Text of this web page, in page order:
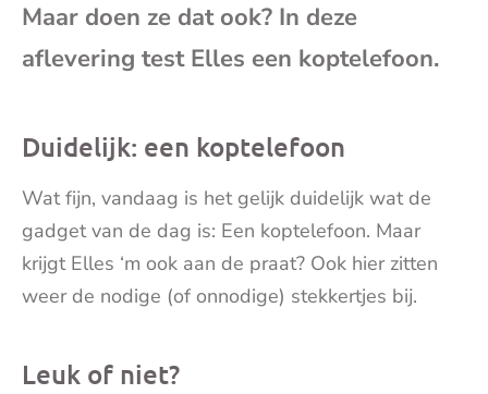
Maar doen ze dat ook? In deze
aflevering test Elles een koptelefoon.
Duidelijk: een koptelefoon
Wat fijn, vandaag is het gelijk duidelijk wat de
gadget van de dag is: Een koptelefoon. Maar
krijgt Elles ‘m ook aan de praat? Ook hier zitten
weer de nodige (of onnodige) stekkertjes bij.
Leuk of niet?